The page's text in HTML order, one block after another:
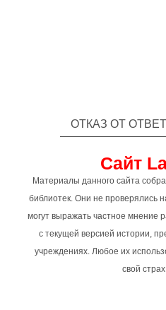
ОТКАЗ ОТ
Сайт
Материалы данного сайта
библиотек. Они не проверялись
могут выражать частное мнение
с текущей версией истории,
учреждениях. Любое их
свой